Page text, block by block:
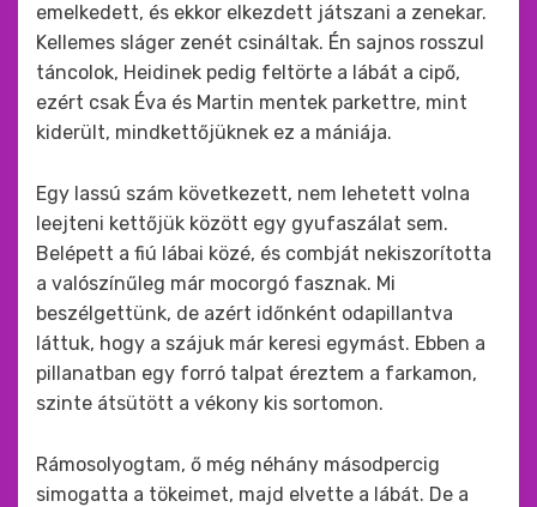
emelkedett, és ekkor elkezdett játszani a zenekar.
Kellemes sláger zenét csináltak. Én sajnos rosszul
táncolok, Heidinek pedig feltörte a lábát a cipő,
ezért csak Éva és Martin mentek parkettre, mint
kiderült, mindkettőjüknek ez a mániája.
Egy lassú szám következett, nem lehetett volna
leejteni kettőjük között egy gyufaszálat sem.
Belépett a fiú lábai közé, és combját nekiszorította
a valószínűleg már mocorgó fasznak. Mi
beszélgettünk, de azért időnként odapillantva
láttuk, hogy a szájuk már keresi egymást. Ebben a
pillanatban egy forró talpat éreztem a farkamon,
szinte átsütött a vékony kis sortomon.
Rámosolyogtam, ő még néhány másodpercig
simogatta a tökeimet, majd elvette a lábát. De a